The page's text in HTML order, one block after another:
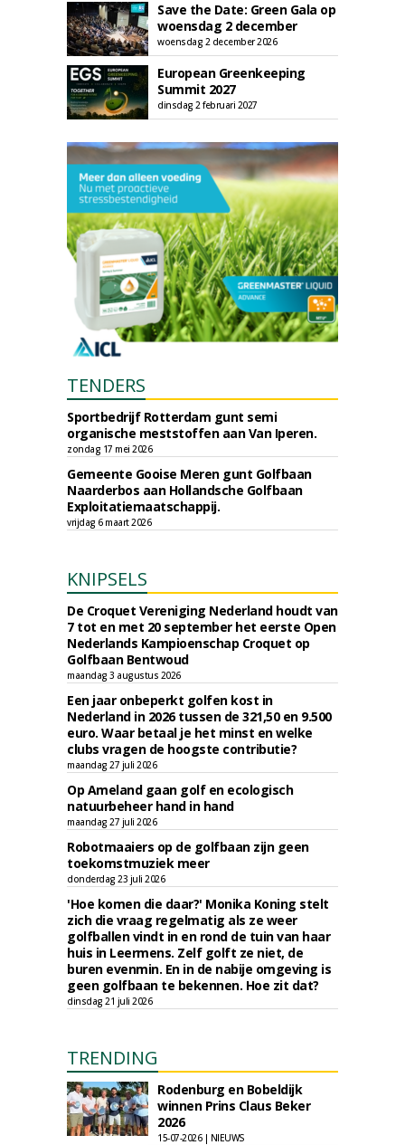
Save the Date: Green Gala op
woensdag 2 december
woensdag 2 december 2026
European Greenkeeping
Summit 2027
dinsdag 2 februari 2027
TENDERS
Sportbedrijf Rotterdam gunt semi
organische meststoffen aan Van Iperen.
zondag 17 mei 2026
Gemeente Gooise Meren gunt Golfbaan
Naarderbos aan Hollandsche Golfbaan
Exploitatiemaatschappij.
vrijdag 6 maart 2026
KNIPSELS
De Croquet Vereniging Nederland houdt van
7 tot en met 20 september het eerste Open
Nederlands Kampioenschap Croquet op
Golfbaan Bentwoud
maandag 3 augustus 2026
Een jaar onbeperkt golfen kost in
Nederland in 2026 tussen de 321,50 en 9.500
euro. Waar betaal je het minst en welke
clubs vragen de hoogste contributie?
maandag 27 juli 2026
Op Ameland gaan golf en ecologisch
natuurbeheer hand in hand
maandag 27 juli 2026
Robotmaaiers op de golfbaan zijn geen
toekomstmuziek meer
donderdag 23 juli 2026
'Hoe komen die daar?' Monika Koning stelt
zich die vraag regelmatig als ze weer
golfballen vindt in en rond de tuin van haar
huis in Leermens. Zelf golft ze niet, de
buren evenmin. En in de nabije omgeving is
geen golfbaan te bekennen. Hoe zit dat?
dinsdag 21 juli 2026
TRENDING
Rodenburg en Bobeldijk
winnen Prins Claus Beker
2026
15-07-2026 | NIEUWS